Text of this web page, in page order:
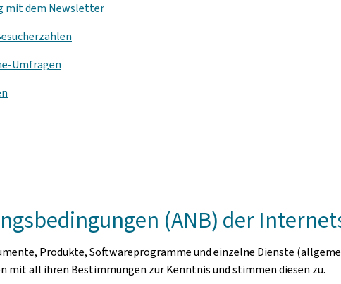
mit dem Newsletter
Umfragen
(ANB) der
Produkte, Softwareprogramme und einzelne Dienste
mit all ihren Bestimmungen zur Kenntnis und stimmen diesen zu.